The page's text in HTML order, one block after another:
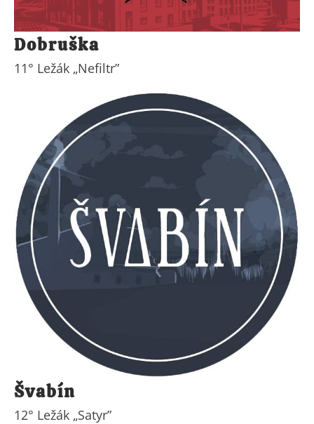
Dobruška
11° Ležák „Nefiltr”
Švabín
12° Ležák „Satyr”